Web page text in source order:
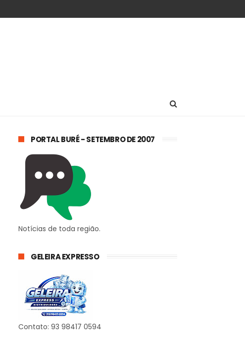
PORTAL BURÉ - SETEMBRO DE 2007
Notícias de toda região.
GELEIRA EXPRESSO
Contato: 93 98417 0594